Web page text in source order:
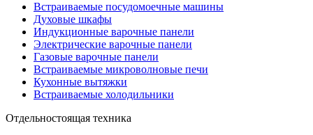
Встраиваемые посудомоечные машины
Духовые шкафы
Индукционные варочные панели
Электрические варочные панели
Газовые варочные панели
Встраиваемые микроволновые печи
Кухонные вытяжки
Встраиваемые холодильники
Отдельностоящая техника